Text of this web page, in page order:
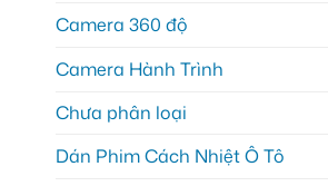
Camera 360 độ
Camera Hành Trình
Chưa phân loại
Dán Phim Cách Nhiệt Ô Tô